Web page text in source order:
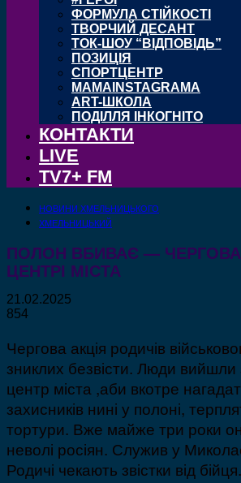
ФОРМУЛА СТІЙКОСТІ
ТВОРЧИЙ ДЕСАНТ
ТОК-ШОУ “ВІДПОВІДЬ”
ПОЗИЦІЯ
СПОРТЦЕНТР
MAMAINSTAGRAMA
ART-ШКОЛА
ПОДІЛЛЯ ІНКОГНІТО
КОНТАКТИ
LIVE
TV7+ FM
НОВИНИ ХМЕЛЬНИЦЬКОГО
ХМЕЛЬНИЦЬКИЙ
ПОЛОН ВБИВАЄ — ЧЕРГОВА
ЦЕНТРІ МІСТА
21.02.2025
854
Чергова акція родичів
зниклих безвісти. Люди вийшли
центр міста ,аби вкотре
захисників нині у полоні,
тортури. Вже майже три роки
неволі росіян. Служив у
Родичі чекають звістки від бійця.